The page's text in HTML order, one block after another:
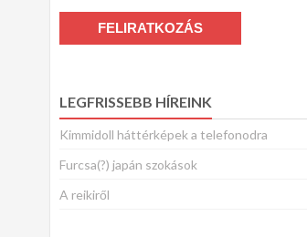
LEGFRISSEBB HÍREINK
Kimmidoll háttérképek a telefonodra
Furcsa(?) japán szokások
A reikiről